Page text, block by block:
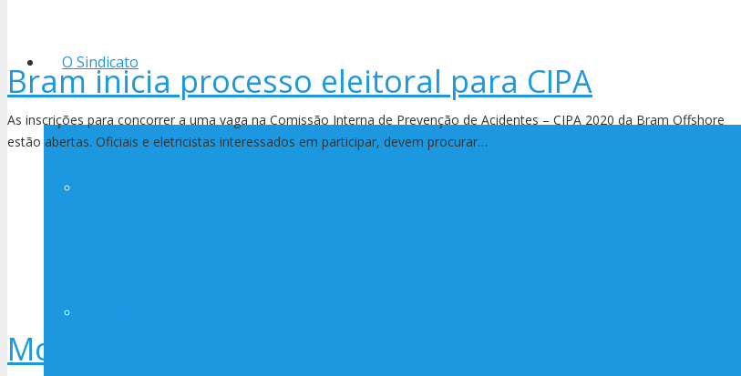
O Sindicato
Bram inicia processo eleitoral para CIPA
As inscrições para concorrer a uma vaga na Comissão Interna de Prevenção de Acidentes – CIPA 2020 da Bram Offshore
estão abertas. Oficiais e eletricistas interessados em participar, devem procurar…
Mobilização é o remédio de que a Bram